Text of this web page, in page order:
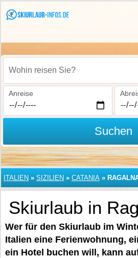
Wohin reisen Sie?
Anreise
Suchen
ITALIEN » SIZILIEN » CATANIA »
Skiurlaub in
Wer für den Skiurlaub im
Italien eine Ferienwohnung,
ein Hotel buchen will, kann